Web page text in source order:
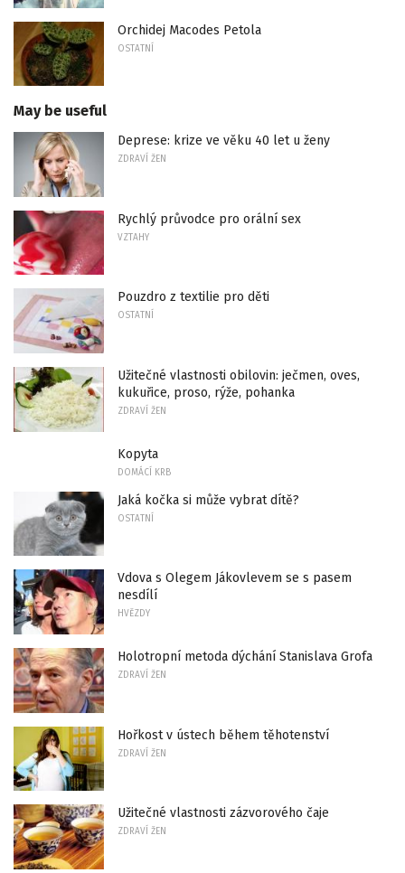
Orchidej Macodes Petola
OSTATNÍ
May be useful
Deprese: krize ve věku 40 let u ženy
ZDRAVÍ ŽEN
Rychlý průvodce pro orální sex
VZTAHY
Pouzdro z textilie pro děti
OSTATNÍ
Užitečné vlastnosti obilovin: ječmen, oves,
kukuřice, proso, rýže, pohanka
ZDRAVÍ ŽEN
Kopyta
DOMÁCÍ KRB
Jaká kočka si může vybrat dítě?
OSTATNÍ
Vdova s ​​Olegem Jákovlevem se s pasem
nesdílí
HVĚZDY
Holotropní metoda dýchání Stanislava Grofa
ZDRAVÍ ŽEN
Hořkost v ústech během těhotenství
ZDRAVÍ ŽEN
Užitečné vlastnosti zázvorového čaje
ZDRAVÍ ŽEN